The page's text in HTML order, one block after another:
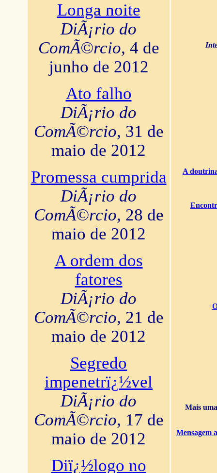
Longa noite
DiÃ¡rio do
ComÃ©rcio, 4 de
junho de 2012
Ato falho
DiÃ¡rio do
ComÃ©rcio, 31 de
maio de 2012
Promessa cumprida
DiÃ¡rio do
ComÃ©rcio, 28 de
maio de 2012
A ordem dos
fatores
DiÃ¡rio do
ComÃ©rcio, 21 de
maio de 2012
Segredo
impenetrï¿½vel
DiÃ¡rio do
ComÃ©rcio, 17 de
maio de 2012
Diï¿½logo no
A
Mais
Mensagem